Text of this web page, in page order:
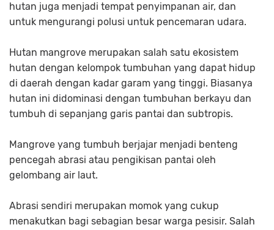
hutan juga menjadi tempat penyimpanan air, dan
untuk mengurangi polusi untuk pencemaran udara.
Hutan mangrove merupakan salah satu ekosistem
hutan dengan kelompok tumbuhan yang dapat hidup
di daerah dengan kadar garam yang tinggi. Biasanya
hutan ini didominasi dengan tumbuhan berkayu dan
tumbuh di sepanjang garis pantai dan subtropis.
Mangrove yang tumbuh berjajar menjadi benteng
pencegah abrasi atau pengikisan pantai oleh
gelombang air laut.
Abrasi sendiri merupakan momok yang cukup
menakutkan bagi sebagian besar warga pesisir. Salah